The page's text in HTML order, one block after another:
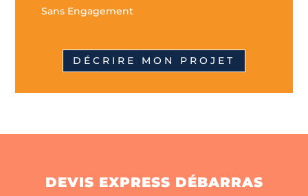
Sans Engagement
DÉCRIRE MON PROJET
DEVIS EXPRESS DÉBARRAS